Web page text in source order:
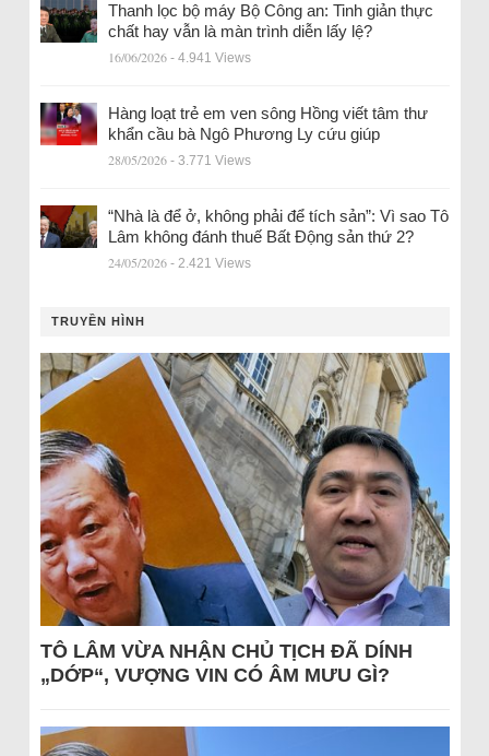
Thanh lọc bộ máy Bộ Công an: Tinh giản thực
chất hay vẫn là màn trình diễn lấy lệ?
16/06/2026 - 4.941 Views
Hàng loạt trẻ em ven sông Hồng viết tâm thư
khẩn cầu bà Ngô Phương Ly cứu giúp
28/05/2026 - 3.771 Views
“Nhà là để ở, không phải để tích sản”: Vì sao Tô
Lâm không đánh thuế Bất Động sản thứ 2?
24/05/2026 - 2.421 Views
TRUYỀN HÌNH
TÔ LÂM VỪA NHẬN CHỦ TỊCH ĐÃ DÍNH
„DỚP“, VƯỢNG VIN CÓ ÂM MƯU GÌ?